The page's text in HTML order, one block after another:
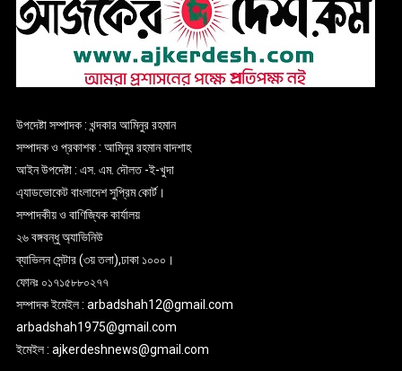
উপদেষ্টা সম্পাদক : খন্দকার আমিনুর রহমান
সম্পাদক ও প্রকাশক : আমিনুর রহমান বাদশাহ
আইন উপদেষ্টা : এস. এম. দৌলত -ই-খুদা
এ্যাডভোকেট বাংলাদেশ সুপ্রিম কোর্ট।
সম্পাদকীয় ও বাণিজ্যিক কার্যালয়
২৬ বঙ্গবন্ধু অ্যাভিনিউ
ব্যাভিলন সেন্টার (৩য় তলা),ঢাকা ১০০০।
ফোনঃ ০১৭১৫৮৮০২৭৭
সম্পাদক ইমেইল : arbadshah12@gmail.com
arbadshah1975@gmail.com
ইমেইল : ajkerdeshnews@gmail.com